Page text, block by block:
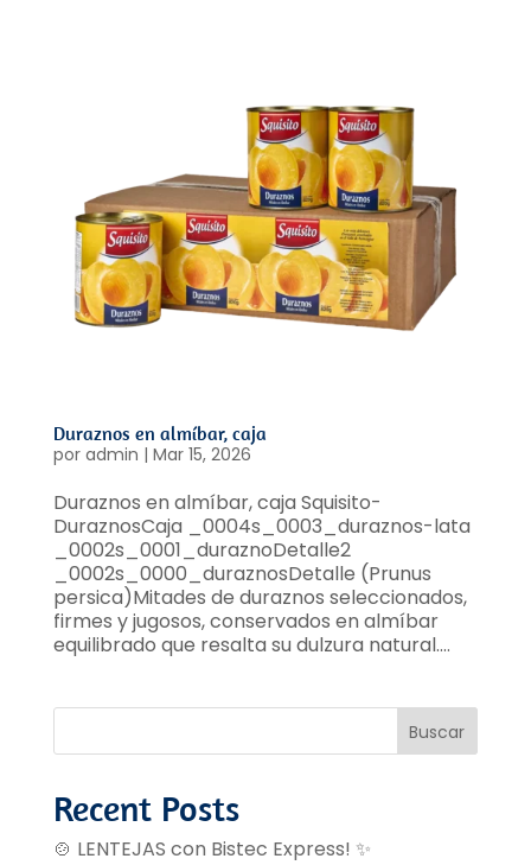
Duraznos en almíbar, caja
por admin | Mar 15, 2026
Duraznos en almíbar, caja Squisito-
DuraznosCaja _0004s_0003_duraznos-lata
_0002s_0001_duraznoDetalle2
_0002s_0000_duraznosDetalle (Prunus
persica)Mitades de duraznos seleccionados,
firmes y jugosos, conservados en almíbar
equilibrado que resalta su dulzura natural....
Buscar
Recent Posts
🍲 LENTEJAS con Bistec Express! ✨